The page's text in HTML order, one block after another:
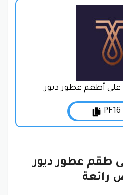
أطقم عطور ديور
PF16
طقم عطور ديور
رائعة